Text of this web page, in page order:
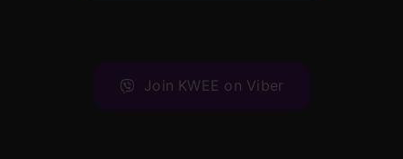
Join KWEE on Viber